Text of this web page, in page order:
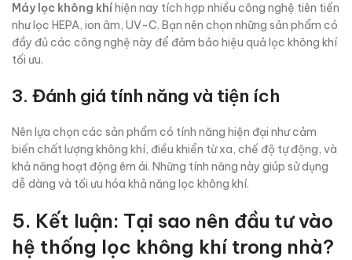
Máy lọc không khíhiện nay tích hợp nhiều công nghệ tiên tiến
như lọc HEPA, ion âm, UV-C. Bạn nên chọn những sản phẩm có
đầy đủ các công nghệ này để đảm bảo hiệu quả lọc không khí
tối ưu.
3. Đánh giá tính năng và tiện ích
Nên lựa chọn các sản phẩm có tính năng hiện đại như cảm
biến chất lượng không khí, điều khiển từ xa, chế độ tự động, và
khả năng hoạt động êm ái. Những tính năng này giúp sử dụng
dễ dàng và tối ưu hóa khả năng lọc không khí.
5. Kết luận: Tại sao nên đầu tư vào
hệ thống lọc không khí trong nhà?